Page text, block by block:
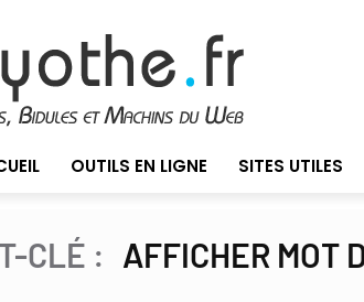
OUTILS EN LIGNE SITES UTILES
CLÉ : AFFICHER MOT